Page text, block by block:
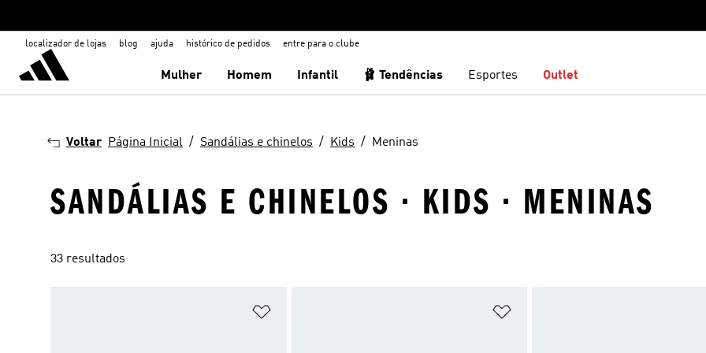
localizador de lojas blog ajuda histórico de pedidos entre para o clube
Mulher Homem Infantil 🩰 Tendências Esportes Outlet
Voltar Página Inicial Sandálias e chinelos Kids Meninas
SANDÁLIAS E CHINELOS · KIDS · MENINAS
33 resultados